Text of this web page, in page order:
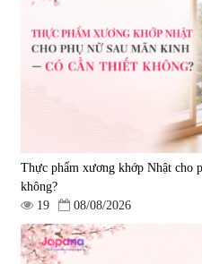
690.000 đ
Viên uống hỗ trợ giấc ngủ Fujina
Sleepy Nhật Bản 80 viên
Thực phẩm xương khớp Nhật cho
không?
19
08/08/2026